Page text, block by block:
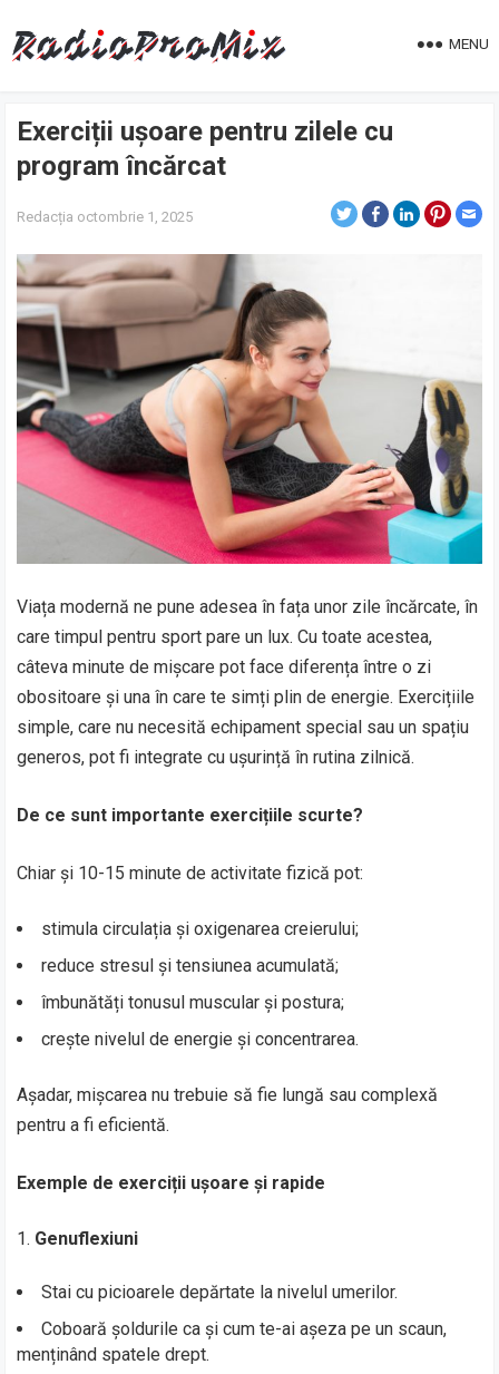
MENU
Exerciții ușoare pentru zilele cu
program încărcat
Redacția octombrie 1, 2025
Viața modernă ne pune adesea în fața unor zile încărcate, în
care timpul pentru sport pare un lux. Cu toate acestea,
câteva minute de mișcare pot face diferența între o zi
obositoare și una în care te simți plin de energie. Exercițiile
simple, care nu necesită echipament special sau un spațiu
generos, pot fi integrate cu ușurință în rutina zilnică.
De ce sunt importante exercițiile scurte?
Chiar și 10-15 minute de activitate fizică pot:
stimula circulația și oxigenarea creierului;
reduce stresul și tensiunea acumulată;
îmbunătăți tonusul muscular și postura;
crește nivelul de energie și concentrarea.
Așadar, mișcarea nu trebuie să fie lungă sau complexă
pentru a fi eficientă.
Exemple de exerciții ușoare și rapide
Genuflexiuni
Stai cu picioarele depărtate la nivelul umerilor.
Coboară șoldurile ca și cum te-ai așeza pe un scaun,
menținând spatele drept.